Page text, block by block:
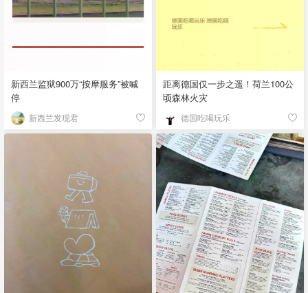
新西兰监狱900万“按摩服务”被喊
停
新西兰发现君
距离德国仅一步之遥！荷兰100公
顷森林火灾
德国吃喝玩乐